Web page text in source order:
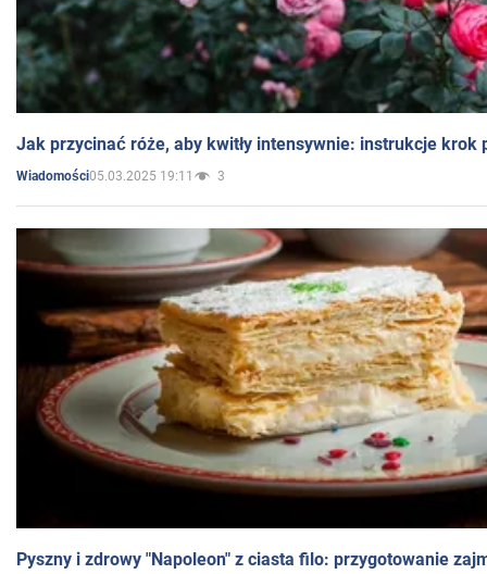
Jak przycinać róże, aby kwitły intensywnie: instrukcje krok
Wiadomości05.03.2025 19:11 3
Pyszny i zdrowy "Napoleon" z ciasta filo: przygotowanie